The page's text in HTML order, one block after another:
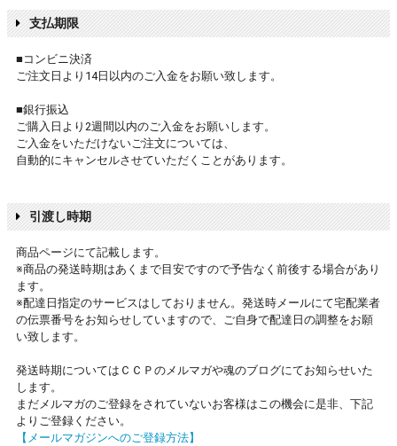
支払期限
■コンビニ決済
ご注文日より14日以内のご入金をお願い致します。
■銀行振込
ご購入日より2週間以内のご入金をお願いします。
ご入金をいただけないご注文については、
自動的にキャンセルさせていただくことがあります。
引渡し時期
商品ページにて記載します。
※商品の発送時期はあくまで目安ですので予告なく前後する場合があり
ます。
※配達日指定のサービスはしておりません。発送時メールにて宅配業者
の伝票番号をお知らせしていますので、ご自身で配達日の調整をお願
い致します。
発送時期についてはＣＣＰのメルマガや魂のブログにてお知らせいた
します。
まだメルマガのご登録をされていないお客様はこの機会に是非、下記
よりご登録ください。
【メールマガジンへのご登録方法】